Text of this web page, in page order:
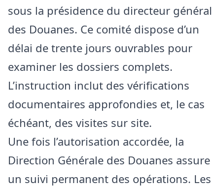
sous la présidence du directeur général
des Douanes. Ce comité dispose d’un
délai de trente jours ouvrables pour
examiner les dossiers complets.
L’instruction inclut des vérifications
documentaires approfondies et, le cas
échéant, des visites sur site.
Une fois l’autorisation accordée, la
Direction Générale des Douanes assure
un suivi permanent des opérations. Les